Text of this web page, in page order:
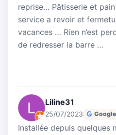
reprise… Pâtisserie et
service a revoir et
vacances … Rien n’est
de redresser la barre …
Liline31
25/07/2023 Google
Installée depuis quelques